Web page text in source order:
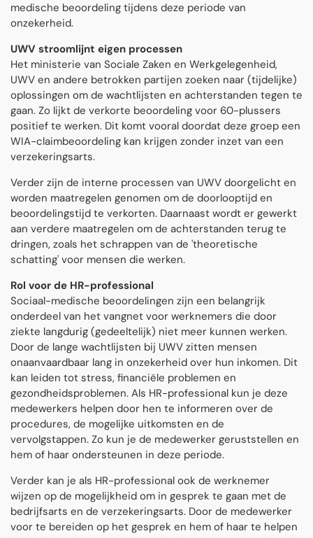
medische beoordeling tijdens deze periode van
onzekerheid.
UWV stroomlijnt eigen processen
Het ministerie van Sociale Zaken en Werkgelegenheid,
UWV en andere betrokken partijen zoeken naar (tijdelijke)
oplossingen om de wachtlijsten en achterstanden tegen te
gaan. Zo lijkt de verkorte beoordeling voor 60-plussers
positief te werken. Dit komt vooral doordat deze groep een
WIA-claimbeoordeling kan krijgen zonder inzet van een
verzekeringsarts.
Verder zijn de interne processen van UWV doorgelicht en
worden maatregelen genomen om de doorlooptijd en
beoordelingstijd te verkorten. Daarnaast wordt er gewerkt
aan verdere maatregelen om de achterstanden terug te
dringen, zoals het schrappen van de 'theoretische
schatting' voor mensen die werken.
Rol voor de HR-professional
Sociaal-medische beoordelingen zijn een belangrijk
onderdeel van het vangnet voor werknemers die door
ziekte langdurig (gedeeltelijk) niet meer kunnen werken.
Door de lange wachtlijsten bij UWV zitten mensen
onaanvaardbaar lang in onzekerheid over hun inkomen. Dit
kan leiden tot stress, financiële problemen en
gezondheidsproblemen. Als HR-professional kun je deze
medewerkers helpen door hen te informeren over de
procedures, de mogelijke uitkomsten en de
vervolgstappen. Zo kun je de medewerker geruststellen en
hem of haar ondersteunen in deze periode.
Verder kan je als HR-professional ook de werknemer
wijzen op de mogelijkheid om in gesprek te gaan met de
bedrijfsarts en de verzekeringsarts. Door de medewerker
voor te bereiden op het gesprek en hem of haar te helpen